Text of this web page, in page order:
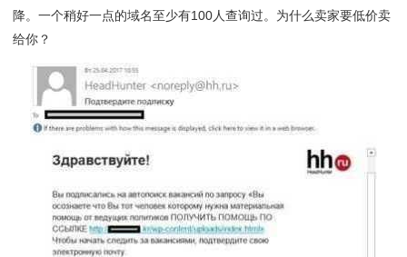
降。一个稍好一点的域名至少有100人查询过。为什么卖家要低价卖
给你？